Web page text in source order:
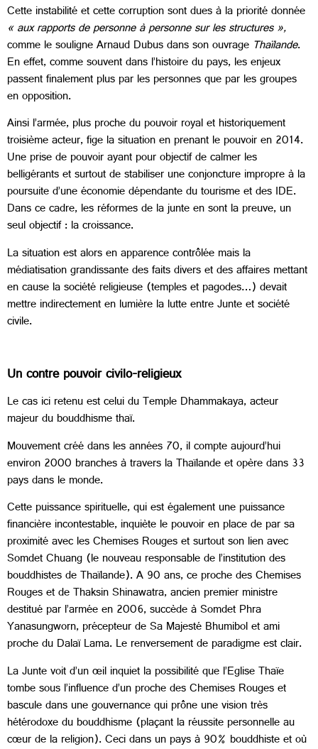
Cette instabilité et cette corruption sont dues à la priorité donnée
« aux rapports de personne à personne sur les structures »,
comme le souligne Arnaud Dubus dans son ouvrage Thaïlande.
En effet, comme souvent dans l’histoire du pays, les enjeux
passent finalement plus par les personnes que par les groupes
en opposition.
Ainsi l’armée, plus proche du pouvoir royal et historiquement
troisième acteur, fige la situation en prenant le pouvoir en 2014.
Une prise de pouvoir ayant pour objectif de calmer les
belligérants et surtout de stabiliser une conjoncture impropre à la
poursuite d’une économie dépendante du tourisme et des IDE.
Dans ce cadre, les réformes de la junte en sont la preuve, un
seul objectif : la croissance.
La situation est alors en apparence contrôlée mais la
médiatisation grandissante des faits divers et des affaires mettant
en cause la société religieuse (temples et pagodes…) devait
mettre indirectement en lumière la lutte entre Junte et société
civile.
Un contre pouvoir civilo-religieux
Le cas ici retenu est celui du Temple Dhammakaya, acteur
majeur du bouddhisme thaï.
Mouvement créé dans les années 70, il compte aujourd’hui
environ 2000 branches à travers la Thaïlande et opère dans 33
pays dans le monde.
Cette puissance spirituelle, qui est également une puissance
financière incontestable, inquiète le pouvoir en place de par sa
proximité avec les Chemises Rouges et surtout son lien avec
Somdet Chuang (le nouveau responsable de l’institution des
bouddhistes de Thaïlande). A 90 ans, ce proche des Chemises
Rouges et de Thaksin Shinawatra, ancien premier ministre
destitué par l’armée en 2006, succède à Somdet Phra
Yanasungworn, précepteur de Sa Majesté Bhumibol et ami
proche du Dalaï Lama. Le renversement de paradigme est clair.
La Junte voit d’un œil inquiet la possibilité que l’Eglise Thaïe
tombe sous l’influence d’un proche des Chemises Rouges et
bascule dans une gouvernance qui prône une vision très
hétérodoxe du bouddhisme (plaçant la réussite personnelle au
cœur de la religion). Ceci dans un pays à 90% bouddhiste et où